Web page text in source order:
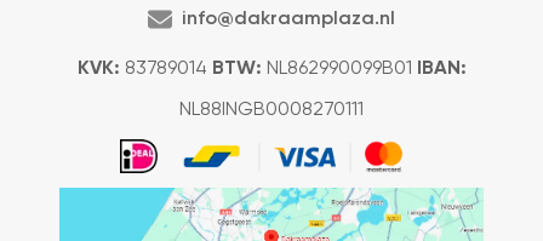
info@dakraamplaza.nl
KVK: 83789014 BTW: NL862990099B01 IBAN:
NL88INGB0008270111